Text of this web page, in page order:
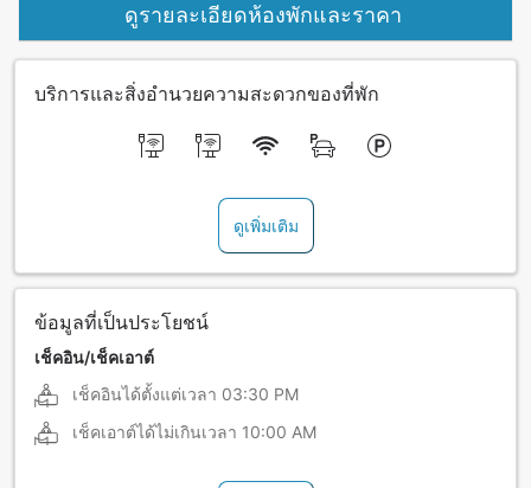
ดูรายละเอียดห้องพักและราคา
บริการและสิ่งอำนวยความสะดวกของที่พัก
ดูเพิ่มเติม
ข้อมูลที่เป็นประโยชน์
เช็คอิน/เช็คเอาต์
เช็คอินได้ตั้งแต่เวลา 03:30 PM
เช็คเอาต์ได้ไม่เกินเวลา 10:00 AM